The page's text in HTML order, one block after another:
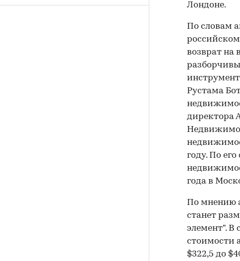
Лондоне.
По словам
возврат на
Рустама
директора
году. По
года в
По мнению
станет
элемент". В
стоимости
$322,5 до